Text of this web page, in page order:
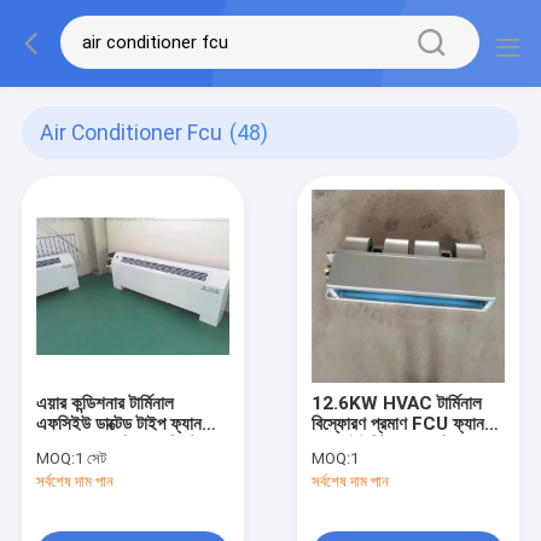
Air Conditioner Fcu (48)
এয়ার কন্ডিশনার টার্মিনাল
এফসিইউ ডাক্টেড টাইপ ফ্যান
MOQ:1 সেট
সর্বশেষ দাম পান
12.6KW HVAC টার্মিনাল
বিস্ফোরণ প্রমাণ FCU ফ্যান
MOQ:1
সর্বশেষ দাম পান